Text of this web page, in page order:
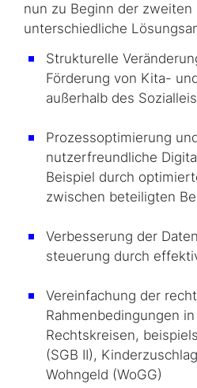
nun zu Beginn der zweiten
unterschiedliche
Strukturelle
Förderung von Kita-
außerhalb des
Prozessoptimierung
nutzerfreundliche
Beispiel durch
zwischen beteiligten
Verbesserung der
steuerung durch
Vereinfachung der
Rahmenbedingungen
Rechtskreisen,
(SGB II),
Wohngeld (WoGG)